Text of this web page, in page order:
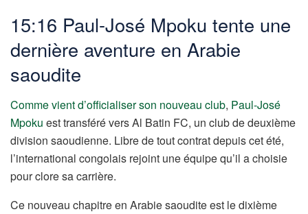
15:16 Paul-José Mpoku tente une
dernière aventure en Arabie
saoudite
Comme vient d’officialiser son nouveau club, Paul-José
Mpoku est transféré vers Al Batin FC, un club de deuxième
division saoudienne. Libre de tout contrat depuis cet été,
l’international congolais rejoint une équipe qu’il a choisie
pour clore sa carrière.
Ce nouveau chapitre en Arabie saoudite est le dixième